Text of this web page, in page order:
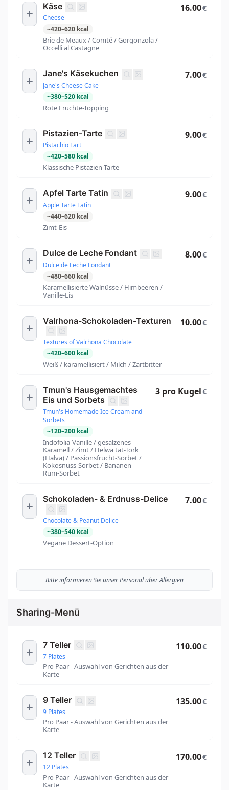
Käse
Cheese
~420–620 kcal
Brie de Meaux / Comté / Gorgonzola /
Occelli al Castagne
16.00€
Jane's Käsekuchen
Jane's Cheese Cake
~380–520 kcal
Rote Früchte-Topping
7.00€
Pistazien-Tarte
Pistachio Tart
~420–580 kcal
Klassische Pistazien-Tarte
9.00€
Apfel Tarte Tatin
Apple Tarte Tatin
~440–620 kcal
Zimt-Eis
9.00€
Dulce de Leche Fondant
Dulce de Leche Fondant
~480–660 kcal
Karamellisierte Walnüsse / Himbeeren /
Vanille-Eis
8.00€
Valrhona-Schokoladen-Texturen
Textures of Valrhona Chocolate
~420–600 kcal
Weiß / karamellisiert / Milch / Zartbitter
10.00€
Tmun's Hausgemachtes
Eis und Sorbets
Tmun's Homemade Ice Cream and
Sorbets
~120–200 kcal
Indofolia-Vanille / gesalzenes
Karamell / Zimt / Helwa tat-Tork
(Halva) / Passionsfrucht-Sorbet /
Kokosnuss-Sorbet / Bananen-
Rum-Sorbet
3 pro Kugel€
Schokoladen- & Erdnuss-Delice
Chocolate & Peanut Delice
~380–540 kcal
Vegane Dessert-Option
7.00€
Bitte informieren Sie unser Personal über Allergien
Sharing-Menü
7 Teller
7 Plates
Pro Paar - Auswahl von Gerichten aus der
Karte
110.00€
9 Teller
9 Plates
Pro Paar - Auswahl von Gerichten aus der
Karte
135.00€
12 Teller
12 Plates
Pro Paar - Auswahl von Gerichten aus der
Karte
170.00€